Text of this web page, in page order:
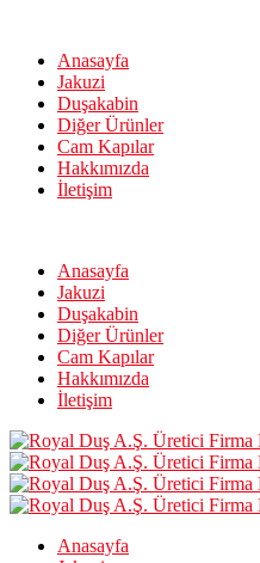
Anasayfa
Jakuzi
Duşakabin
Diğer Ürünler
Cam Kapılar
Hakkımızda
İletişim
Anasayfa
Jakuzi
Duşakabin
Diğer Ürünler
Cam Kapılar
Hakkımızda
İletişim
Anasayfa